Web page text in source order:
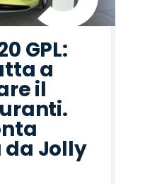
GPL:
a
il
da Jolly